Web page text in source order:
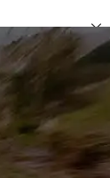
dealerschap